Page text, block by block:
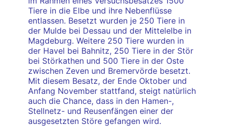
Tiere in die Elbe und ihre Nebenflüsse
entlassen. Besetzt wurden je 250 Tiere in
der Mulde bei Dessau und der Mittelelbe in
Magdeburg. Weitere 250 Tiere wurden in
der Havel bei Bahnitz, 250 Tiere in der Stör
bei Störkathen und 500 Tiere in der Oste
zwischen Zeven und Bremervörde besetzt.
Mit diesem Besatz, der Ende Oktober und
Anfang November stattfand, steigt natürlich
auch die Chance, dass in den Hamen-,
Stellnetz- und Reusenfängen einer der
ausgesetzten Störe gefangen wird.